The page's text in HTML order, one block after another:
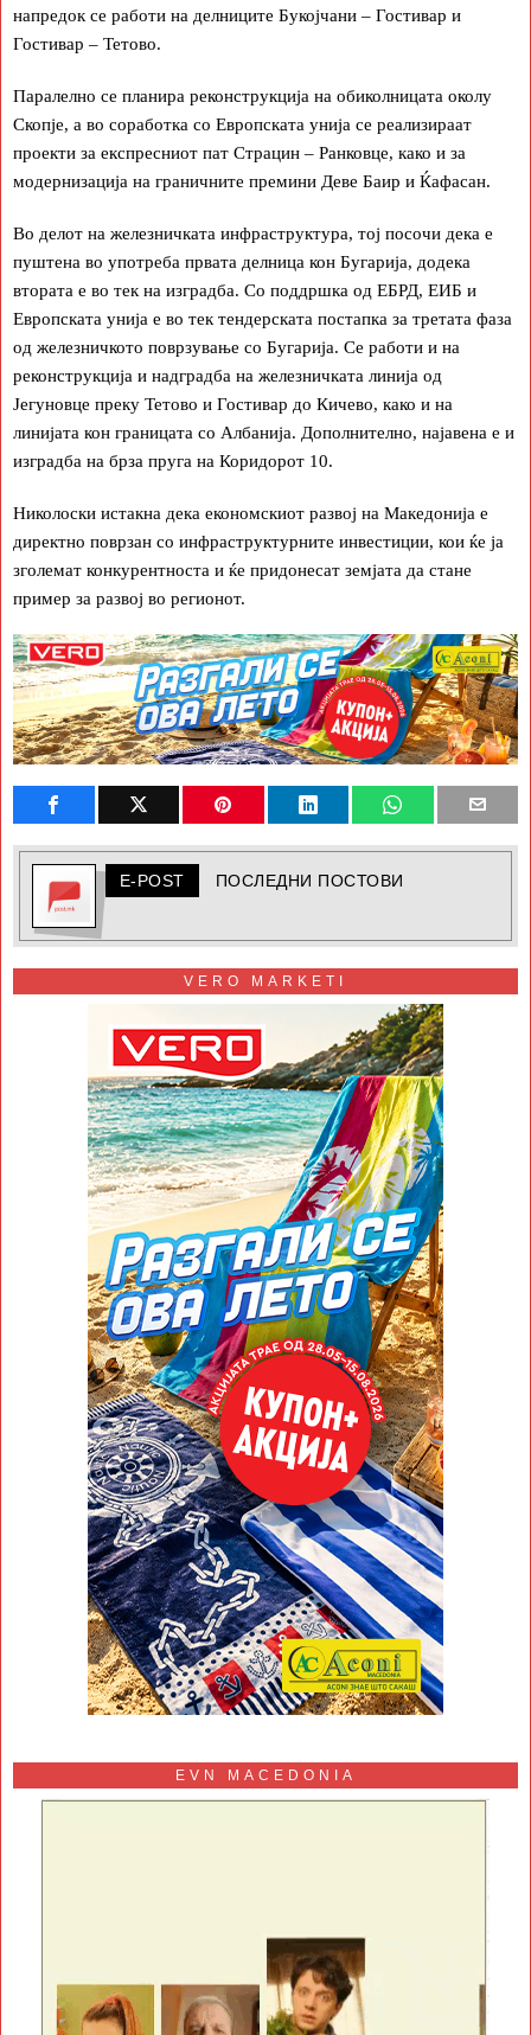
напредок се работи на делниците Букојчани – Гостивар и
Гостивар – Тетово.
Паралелно се планира реконструкција на обиколницата околу
Скопје, а во соработка со Европската унија се реализираат
проекти за експресниот пат Страцин – Ранковце, како и за
модернизација на граничните премини Деве Баир и Ќафасан.
Во делот на железничката инфраструктура, тој посочи дека е
пуштена во употреба првата делница кон Бугарија, додека
втората е во тек на изградба. Со поддршка од ЕБРД, ЕИБ и
Европската унија е во тек тендерската постапка за третата фаза
од железничкото поврзување со Бугарија. Се работи и на
реконструкција и надградба на железничката линија од
Јегуновце преку Тетово и Гостивар до Кичево, како и на
линијата кон границата со Албанија. Дополнително, најавена е и
изградба на брза пруга на Коридорот 10.
Николоски истакна дека економскиот развој на Македонија е
директно поврзан со инфраструктурните инвестиции, кои ќе ја
зголемат конкурентноста и ќе придонесат земјата да стане
пример за развој во регионот.
E-POST ПОСЛЕДНИ ПОСТОВИ
VERO MARKETI
EVN MACEDONIA